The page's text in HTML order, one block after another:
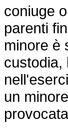
coniuge
parenti
minore è
custodia,
un